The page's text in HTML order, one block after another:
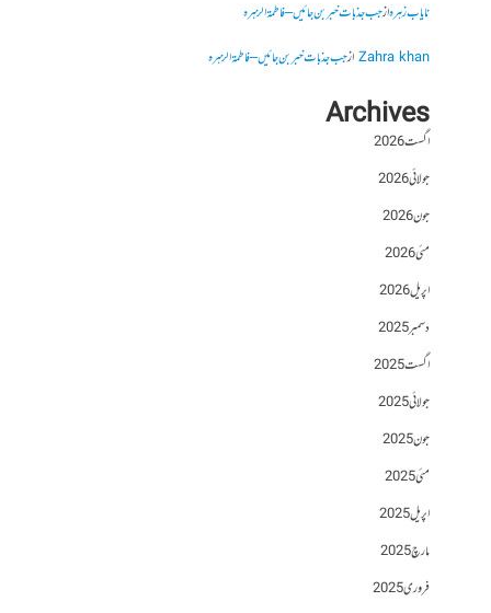
نایاب زہرہازجب جذبات خبر بن جائیں – فاطمۃالزہرہ
Zahra khanازجب جذبات خبر بن جائیں – فاطمۃالزہرہ
Archives
اگست 2026
جولائی 2026
جون 2026
مئی 2026
اپریل 2026
دسمبر 2025
اگست 2025
جولائی 2025
جون 2025
مئی 2025
اپریل 2025
مارچ 2025
فروری 2025